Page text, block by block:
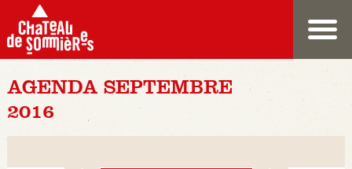
AGENDA SEPTEMBRE
2016